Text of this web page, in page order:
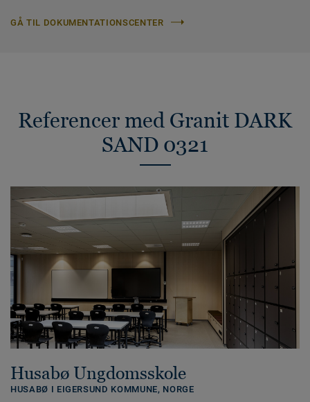
GÅ TIL DOKUMENTATIONSCENTER
Referencer med Granit DARK
SAND 0321
Husabø Ungdomsskole
HUSABØ I EIGERSUND KOMMUNE, NORGE